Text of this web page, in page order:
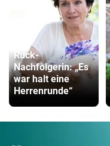
Ruck-
Nachfolgerin: „Es
war halt eine
Herrenrunde“